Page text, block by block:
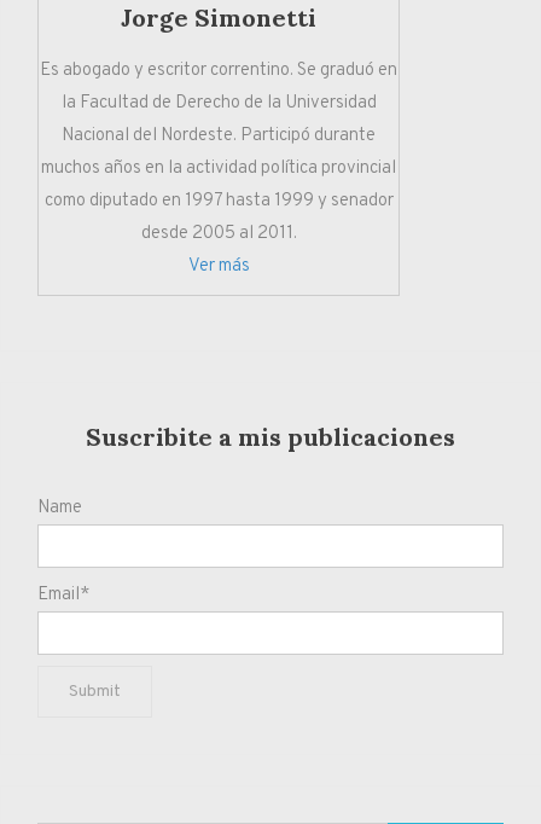
Jorge Simonetti
Es abogado y escritor correntino. Se graduó en
la Facultad de Derecho de la Universidad
Nacional del Nordeste. Participó durante
muchos años en la actividad política provincial
como diputado en 1997 hasta 1999 y senador
desde 2005 al 2011.
Ver más
Suscribite a mis publicaciones
Name
Email*